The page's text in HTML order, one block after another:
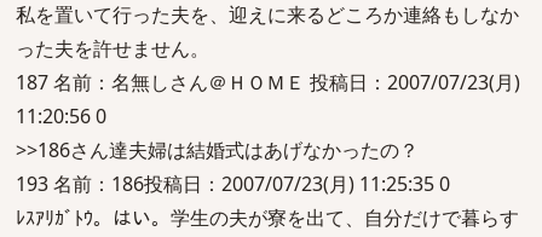
私を置いて行った夫を、迎えに来るどころか連絡もしなか
った夫を許せません。
187 名前：名無しさん＠ＨＯＭＥ 投稿日：2007/07/23(月)
11:20:56 0
>>186さん達夫婦は結婚式はあげなかったの？
193 名前：186投稿日：2007/07/23(月) 11:25:35 0
ﾚｽｱﾘｶﾞﾄｳ。はい。学生の夫が寮を出て、自分だけで暮らす